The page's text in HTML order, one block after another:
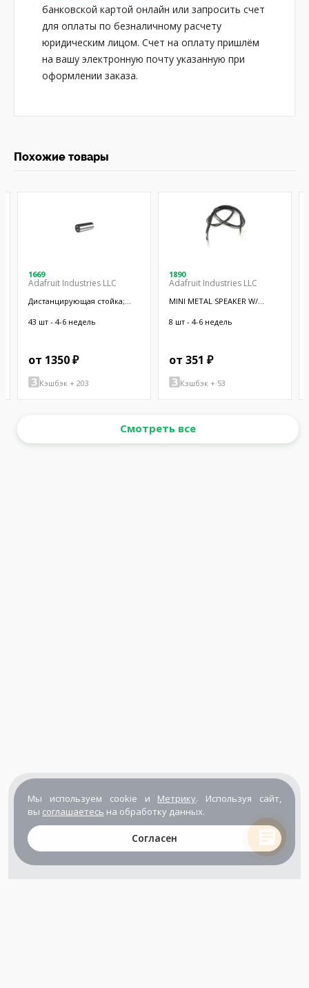
банковской картой онлайн или запросить счет
для оплаты по безналичному расчету
юридическим лицом. Счет на оплату пришлём
на вашу электронную почту указанную при
оформлении заказа.
Похожие товары
1669
Adafruit Industries LLC
Дистанцирующая стойка;
латунь; никель
43 шт - 4-6 недель
от 1350 ₽
Кэшбэк + 203
1890
Adafruit Industries LLC
MINI METAL SPEAKER W/
8 шт - 4-6 недель
от 351 ₽
Кэшбэк + 53
Смотреть все
Мы используем cookie и Метрику. Используя сайт,
вы соглашаетесь на обработку данных.
Согласен